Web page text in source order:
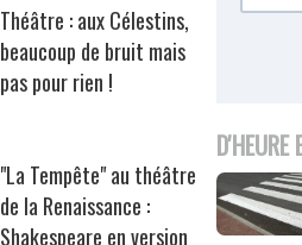
Théâtre : aux Célestins,
beaucoup de bruit mais
pas pour rien !
"La Tempête" au théâtre
de la Renaissance :
Shakespeare en version
D'HEURE